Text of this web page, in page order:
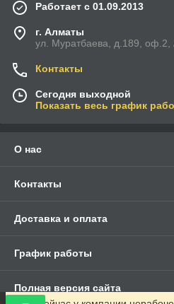
Работает с 01.09.2013
г. Алматы
ул. Муратбаева, д.189, оф.2,
Контакты
Сегодня выходной
Показать весь график
О нас
Контакты
Доставка и оплата
График работы
Полная версия сайта